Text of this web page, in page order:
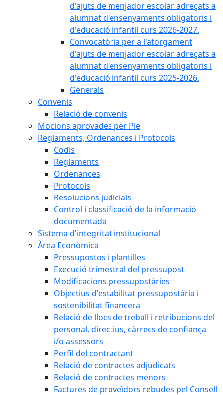
d'ajuts de menjador escolar adreçats a
alumnat d'ensenyaments obligatoris i
d'educació infantil curs 2026-2027.
Convocatòria per a l'atorgament
d'ajuts de menjador escolar adreçats a
alumnat d'ensenyaments obligatoris i
d'educació infantil curs 2025-2026.
Generals
Convenis
Relació de convenis
Mocions aprovades per Ple
Reglaments, Ordenances i Protocols
Codis
Reglaments
Ordenances
Protocols
Resolucions judicials
Control i classificació de la informació
documentada
Sistema d'integritat institucional
Àrea Econòmica
Pressupostos i plantilles
Execució trimestral del pressupost
Modificacions pressupostàries
Objectius d'estabilitat pressupostària i
sostenibilitat financera
Relació de llocs de treball i retribucions del
personal, directius, càrrecs de confiança
i/o assessors
Perfil del contractant
Relació de contractes adjudicats
Relació de contractes menors
Factures de proveïdors rebudes pel Consell